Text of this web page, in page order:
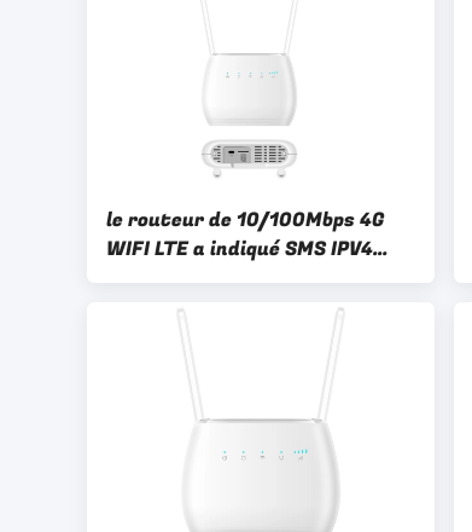
le routeur de 10/100Mbps 4G
WIFI LTE a indiqué SMS IPV4
IPV6